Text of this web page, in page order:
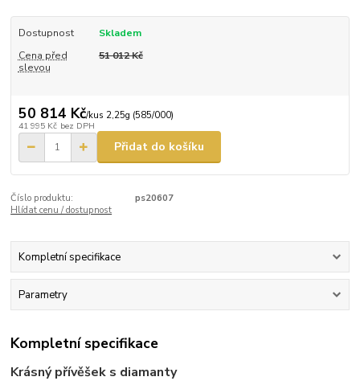
Dostupnost
Skladem
Cena před
slevou
51 012 Kč
50 814 Kč/kus 2,25g (585/000)
41 995 Kč bez DPH
Přidat do košíku
Číslo produktu:
ps20607
Hlídat cenu / dostupnost
Kompletní specifikace
Parametry
Kompletní specifikace
Krásný přívěšek s diamanty